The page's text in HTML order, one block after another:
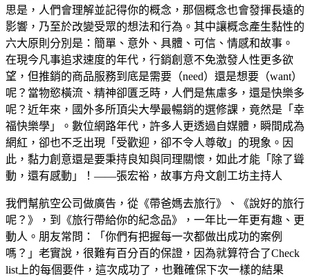
思是，人們會理解並記得你的概念，那個概念也會發揮長遠的
影響，乃至於改變受眾的想法和行為。其中讓概念產生黏性的
六大原則分別是：簡單、意外、具體、可信、情感和故事。
在現今凡事追求速度的年代，行銷創意不免激發人性更多欲
望，但推銷的商品服務到底是需要（need）還是想要（want）
呢？當物慾橫流、精神卻匱乏時，人們是焦慮多，還是快樂多
呢？近年來，國外多所頂尖大學最暢銷的選修課，竟然是「幸
福快樂學」。數位網路年代，許多人更透過自媒體，瞬間成為
網紅，卻也不乏出現「受歡迎，卻不令人尊敬」的現象。因
此，黏力創意還是要秉持良知與同理關懷，如此才能「除了聳
動，還有感動」！——張宏裕，故事方舟文創工坊主持人
我們幫航空公司做廣告，從《帶爸媽去旅行》、《說好的旅行
呢？》，到《旅行帶給你的紀念品》，一年比一年更有趣、更
動人。朋友常問：「你們有把握每一次都做出成功的案例
嗎？」老實說，很難有百分百的保證，因為就算符合了Check
list上的每個要件，這次成功了，也難確保下次一樣的結果